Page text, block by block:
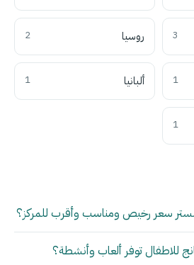
3 روسيا 2
1 ألبانيا 1
1
سعر رخيص ومناسب وأقرب للمركز؟
للاطفال توفر ألعاب وأنشطة؟